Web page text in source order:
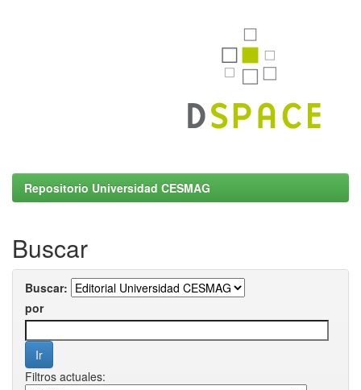
Repositorio Universidad CESMAG
Buscar
Buscar:
por
Filtros actuales: